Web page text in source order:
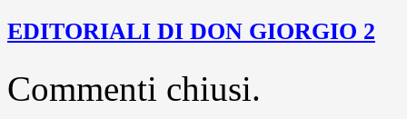
EDITORIALI DI DON GIORGIO 2
Commenti chiusi.